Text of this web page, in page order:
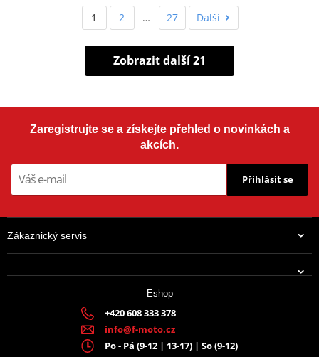
1 2 … 27 Další
Zobrazit další 21
Zaregistrujte se a získejte přehled o novinkách a
akcích.
Přihlásit se
Zákaznický servis
Eshop
+420 608 333 378
info@f-moto.cz
Po - Pá (9-12 | 13-17) | So (9-12)